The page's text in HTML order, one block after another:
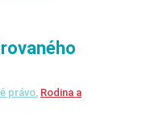
právo, Rodina a